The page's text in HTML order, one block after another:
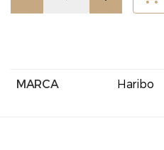
MARCA Haribo